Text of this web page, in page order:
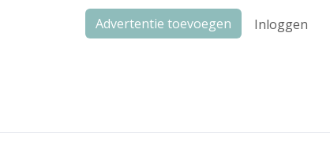
Advertentie toevoegen Inloggen